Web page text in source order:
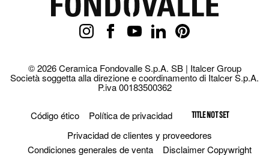
© 2026 Ceramica Fondovalle S.p.A. SB | Italcer Group
Società soggetta alla direzione e coordinamento di Italcer S.p.A.
P.iva 00183500362
Código ético Política de privacidad TITLE NOT SET
Privacidad de clientes y proveedores
Condiciones generales de venta
Disclaimer Copywright